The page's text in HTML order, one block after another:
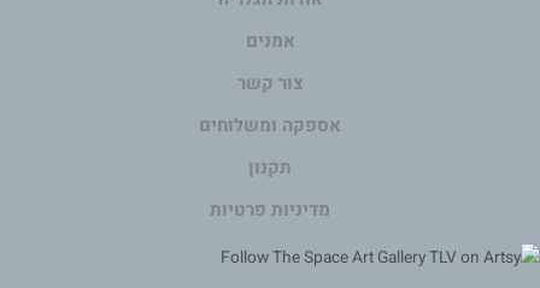
אמנים
צור קשר
אספקה ומשלוחים
תקנון
מדיניות פרטיות